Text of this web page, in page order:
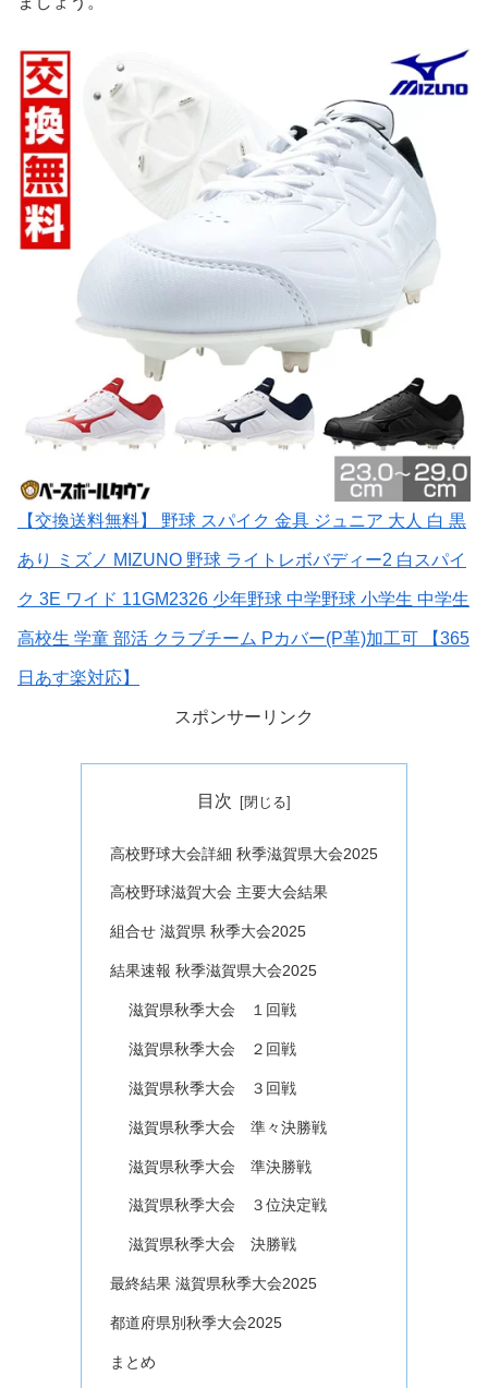
【交換送料無料】 野球 スパイク 金具 ジュニア 大人 白 黒
あり ミズノ MIZUNO 野球 ライトレボバディー2 白スパイ
ク 3E ワイド 11GM2326 少年野球 中学野球 小学生 中学生
高校生 学童 部活 クラブチーム Pカバー(P革)加工可 【365
日あす楽対応】
スポンサーリンク
目次
高校野球大会詳細 秋季滋賀県大会2025
高校野球滋賀大会 主要大会結果
組合せ 滋賀県 秋季大会2025
結果速報 秋季滋賀県大会2025
滋賀県秋季大会 １回戦
滋賀県秋季大会 ２回戦
滋賀県秋季大会 ３回戦
滋賀県秋季大会 準々決勝戦
滋賀県秋季大会 準決勝戦
滋賀県秋季大会 ３位決定戦
滋賀県秋季大会 決勝戦
最終結果 滋賀県秋季大会2025
都道府県別秋季大会2025
まとめ